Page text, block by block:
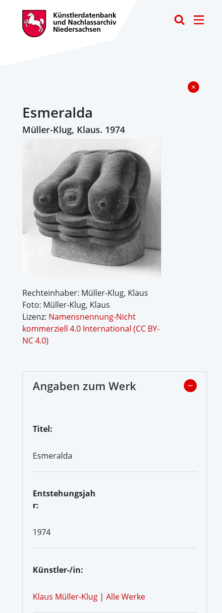
Esmeralda
Müller-Klug, Klaus. 1974
Rechteinhaber: Müller-Klug, Klaus
Foto: Müller-Klug, Klaus
Lizenz: Namensnennung-Nicht
kommerziell 4.0 International (CC BY-
NC 4.0)
Angaben zum Werk
Titel:
Esmeralda
Entstehungsjah
r:
1974
Künstler-/in:
Klaus Müller-Klug | Alle Werke